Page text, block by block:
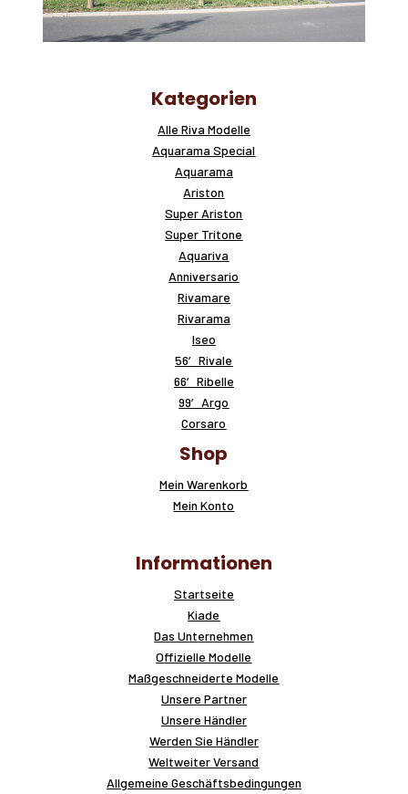
Kategorien
Alle Riva Modelle
Aquarama Special
Aquarama
Ariston
Super Ariston
Super Tritone
Aquariva
Anniversario
Rivamare
Rivarama
Iseo
56′ Rivale
66′ Ribelle
99′ Argo
Corsaro
Shop
Mein Warenkorb
Mein Konto
Informationen
Startseite
Kiade
Das Unternehmen
Offizielle Modelle
Maßgeschneiderte Modelle
Unsere Partner
Unsere Händler
Werden Sie Händler
Weltweiter Versand
Allgemeine Geschäftsbedingungen